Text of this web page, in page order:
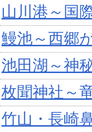
山川港～国
鰻池～西郷
池田湖～神
枚聞神社～
竹山・長崎